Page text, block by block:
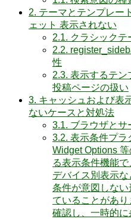
2. テーマとテンプレー
ェット 表示されない
2.1. クラシックテ
2.2.
性
2.3. 表示するテン
投稿ページの扱い
3. キャッシュおよび表
ないケースと対処法
3.1. ブラウザとサ
3.2. 表示条件プラ
Widget Options
る表示条件機能
デバイス別表示
条件が意図しな
ていることがあ
確認し、一時的